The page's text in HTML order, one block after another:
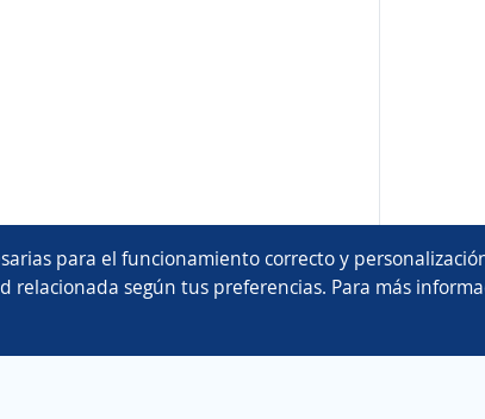
para el funcionamiento correcto y
según tus preferencias. Para más